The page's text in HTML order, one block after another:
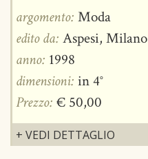
argomento: Moda
edito da: Aspesi, Milano
anno: 1998
dimensioni: in 4°
Prezzo: € 50,00
+ VEDI DETTAGLIO